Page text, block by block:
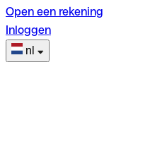
Open een rekening
Inloggen
nl